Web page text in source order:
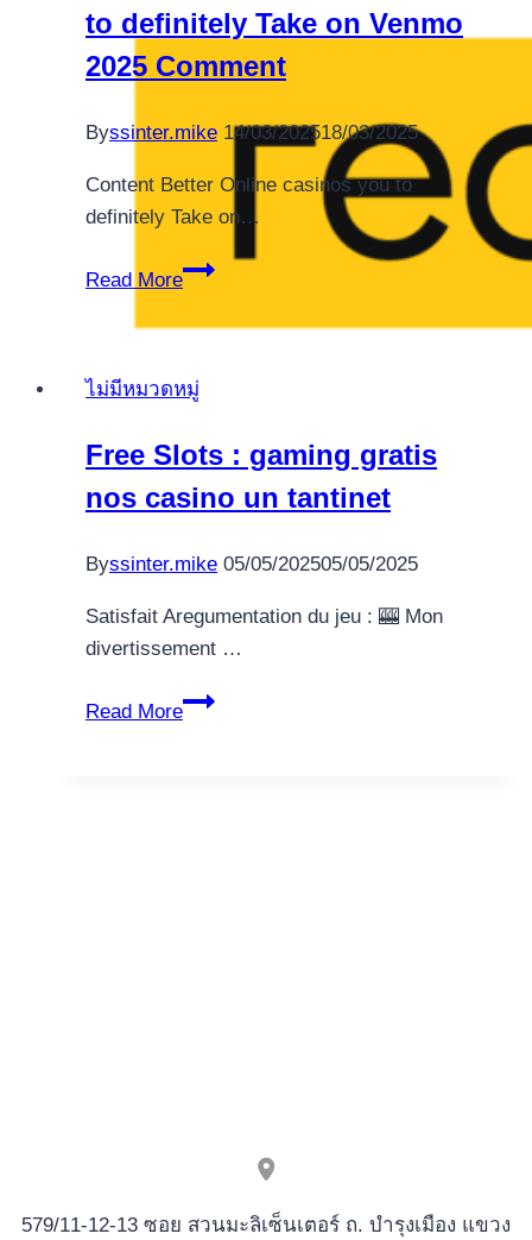
buck
are
gambling
establishment
put
to definitely Take on Venmo
2025 Comment
Byssinter.mike 14/03/202518/03/2025
Content Better Online casinos you to
definitely Take on…
Read More
Best
Online
You
definitely
Take
Venmo
Comment
ไม่มีหมวดหมู่
Free Slots : gaming gratis
nos casino un tantinet
Byssinter.mike 05/05/202505/05/2025
Satisfait Aregumentation du jeu : 🎰 Mon
divertissement …
Read More
Free
579/11-12-13 ซอย สวนมะลิเซ็นเตอร์ ถ. บำรุงเมือง แขวง